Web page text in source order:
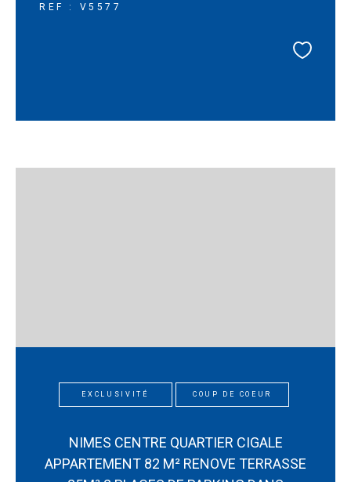
REF : V5577
EXCLUSIVITÉ COUP DE COEUR
NIMES CENTRE QUARTIER CIGALE
APPARTEMENT 82 M² RENOVE TERRASSE